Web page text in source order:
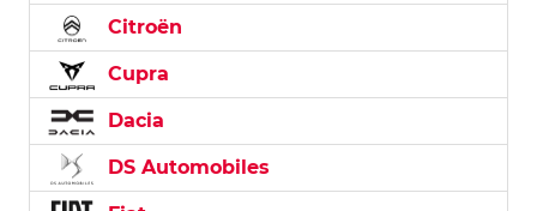
Citroën
Cupra
Dacia
DS Automobiles